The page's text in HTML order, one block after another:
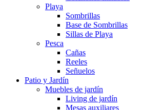
Playa
Sombrillas
Base de Sombrillas
Sillas de Playa
Pesca
Cañas
Reeles
Señuelos
Patio y Jardín
Muebles de jardín
Living de jardín
Mesas auxiliares